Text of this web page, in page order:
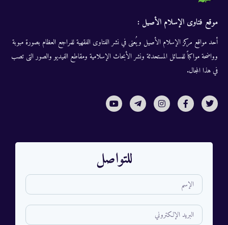
موقع فتاوى الإسلام الأصيل :
أحد مواقع مركز الإسلام الأصيل ويُعنى في نشر الفتاوى الفقهية للمراجع العظام بصورة مبوبة
وواضحة مواكباً للمسائل المستحدثة ونشر الأبحاث الإسلامية ومقاطع الفيديو والصور التى تصب
في هذا المجال.
للتواصل